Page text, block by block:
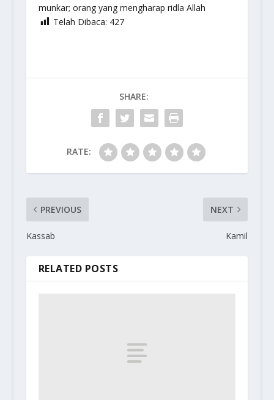
munkar; orang yang mengharap ridla Allah
Telah Dibaca: 427
SHARE:
RATE:
PREVIOUS
Kassab
NEXT
Kamil
RELATED POSTS